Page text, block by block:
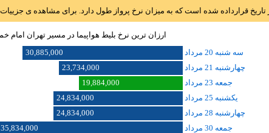
قرارداده شده است که به میزان نرخ پرواز طول دارد. برای مشاهده ی
ارزان ترین نرخ بلیط هواپیما در مسیر تهران امام
سه شنبه 20 مرداد
30,885,000
چهارشنبه 21 مرداد
23,734,000
جمعه 23 مرداد
19,884,000
يکشنبه 25 مرداد
24,834,000
چهارشنبه 28 مرداد
24,834,000
جمعه 30 مرداد
35,834,000